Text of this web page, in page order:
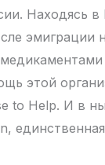
Находясь
эмиграции
этой
to Help. И в